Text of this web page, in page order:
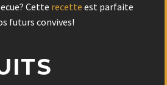
Cette recette est parfaite
futurs convives!